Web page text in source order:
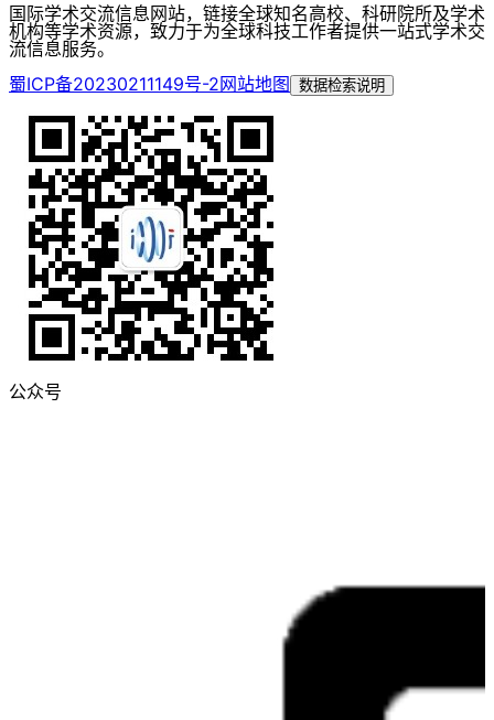
国际学术交流信息网站，链接全球知名高校、科研院所及学术
机构等学术资源，致力于为全球科技工作者提供一站式学术交
流信息服务。
蜀ICP备20230211149号-2网站地图 数据检索说明
公众号